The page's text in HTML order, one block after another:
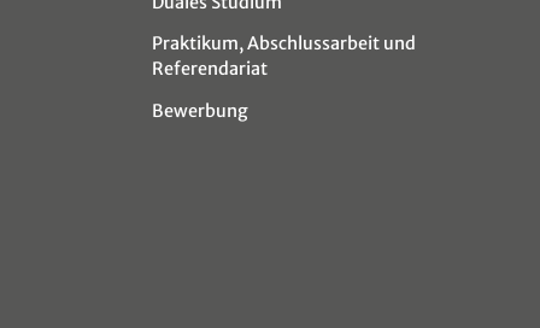
Praktikum, Abschlussarbeit und
Referendariat
Bewerbung